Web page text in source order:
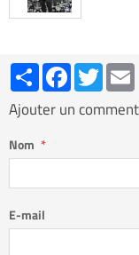
PartagerFacebookTwitter
Ajouter un
Nom
E-mail